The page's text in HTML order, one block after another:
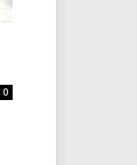
0